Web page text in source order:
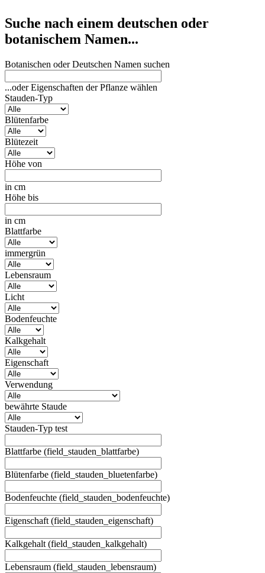
Suche nach einem deutschen oder
botanischem Namen...
Botanischen oder Deutschen Namen suchen
...oder Eigenschaften der Pflanze wählen
Stauden-Typ
Blütenfarbe
Blütezeit
Höhe von
in cm
Höhe bis
in cm
Blattfarbe
immergrün
Lebensraum
Licht
Bodenfeuchte
Kalkgehalt
Eigenschaft
Verwendung
bewährte Staude
Stauden-Typ test
Blattfarbe (field_stauden_blattfarbe)
Blütenfarbe (field_stauden_bluetenfarbe)
Bodenfeuchte (field_stauden_bodenfeuchte)
Eigenschaft (field_stauden_eigenschaft)
Kalkgehalt (field_stauden_kalkgehalt)
Lebensraum (field_stauden_lebensraum)